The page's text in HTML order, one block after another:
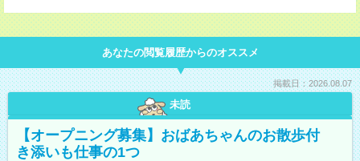
あなたの閲覧履歴からのオススメ
掲載日：2026.08.07
未読
【オープニング募集】おばあちゃんのお散歩付
き添いも仕事の1つ